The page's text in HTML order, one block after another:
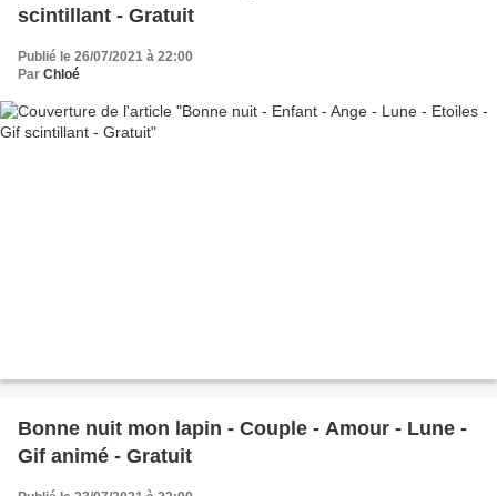
scintillant - Gratuit
Publié le 26/07/2021 à 22:00
Par Chloé
Bonne nuit mon lapin - Couple - Amour - Lune -
Gif animé - Gratuit